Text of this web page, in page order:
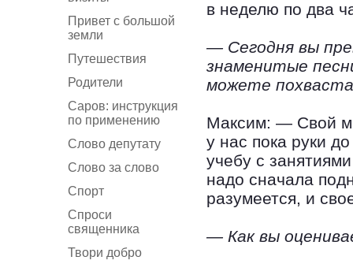
Привет с большой
земли
Путешествия
Родители
Саров: инструкция
по применению
Слово депутату
Слово за слово
Спорт
Спроси
священника
Твори добро
в неделю по два
— Сегодня вы
знаменитые
можете
Максим: — Свой
у нас пока руки
учебу с
надо сначала
разумеется, и
— Как вы